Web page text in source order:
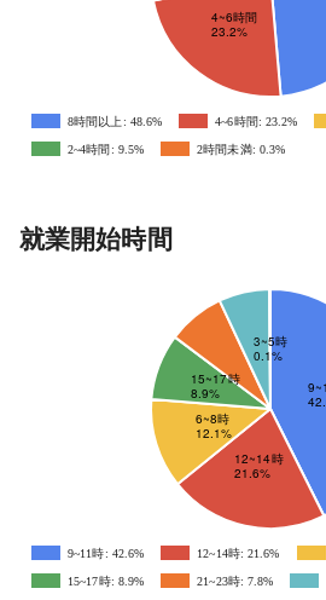
8時間以上: 48.6% 4~6時間: 23.2%
2~4時間: 9.5% 2時間未満: 0.3%
就業開始時間
9~11時: 42.6% 12~14時: 21.6%
15~17時: 8.9% 21~23時: 7.8%